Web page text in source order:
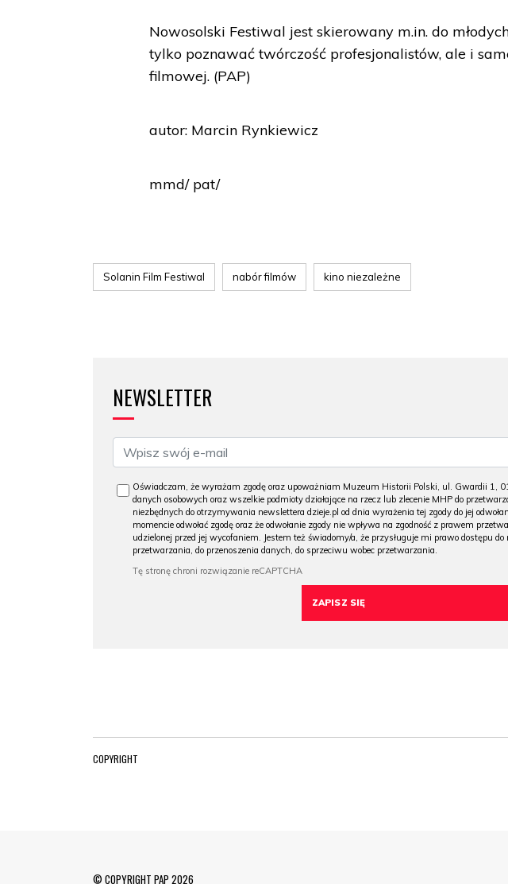
Nowosolski Festiwal jest skierowany m.in. do
tylko poznawać twórczość profesjonalistów, ale i
filmowej. (PAP)
autor: Marcin Rynkiewicz
mmd/ pat/
Solanin Film Festiwal nabór filmów kino niezależne
NEWSLETTER
Oświadczam, że wyrażam zgodę oraz upoważniam Muzeum Historii Polski, ul. Gwardii 1,
danych osobowych oraz wszelkie podmioty działające na rzecz lub zlecenie MHP do
niezbędnych do otrzymywania newslettera dzieje.pl od dnia wyrażenia tej zgody do jej
momencie odwołać zgodę oraz że odwołanie zgody nie wpływa na zgodność z prawem
udzielonej przed jej wycofaniem. Jestem też świadomy/a, że przysługuje mi prawo dostępu
przetwarzania, do przenoszenia danych, do sprzeciwu wobec przetwarzania.
COPYRIGHT
© COPYRIGHT PAP 2026